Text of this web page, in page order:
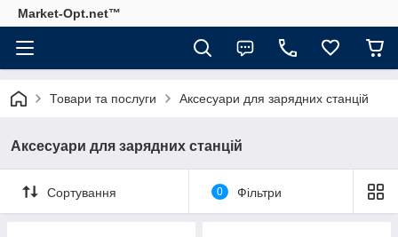
Market-Opt.net™
Товари та послуги Аксесуари для зарядних станцій
Аксесуари для зарядних станцій
Сортування 0 Фільтри